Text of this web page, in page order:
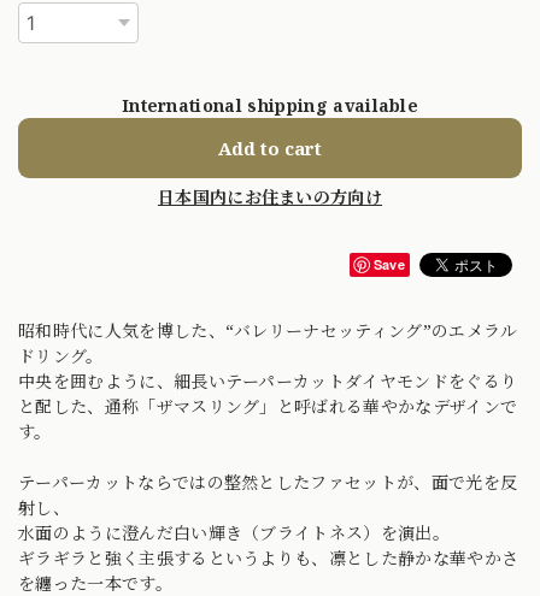
International shipping available
Add to cart
日本国内にお住まいの方向け
Save
昭和時代に人気を博した、“バレリーナセッティング”のエメラル
ドリング。
中央を囲むように、細長いテーパーカットダイヤモンドをぐるり
と配した、通称「ザマスリング」と呼ばれる華やかなデザインで
す。
テーパーカットならではの整然としたファセットが、面で光を反
射し、
水面のように澄んだ白い輝き（ブライトネス）を演出。
ギラギラと強く主張するというよりも、凛とした静かな華やかさ
を纏った一本です。